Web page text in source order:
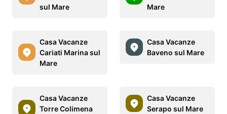
sul Mare
Mare
Casa Vacanze
Cariati Marina sul
Mare
Casa Vacanze
Baveno sul Mare
Casa Vacanze
Torre Colimena
Casa Vacanze
Serapo sul Mare